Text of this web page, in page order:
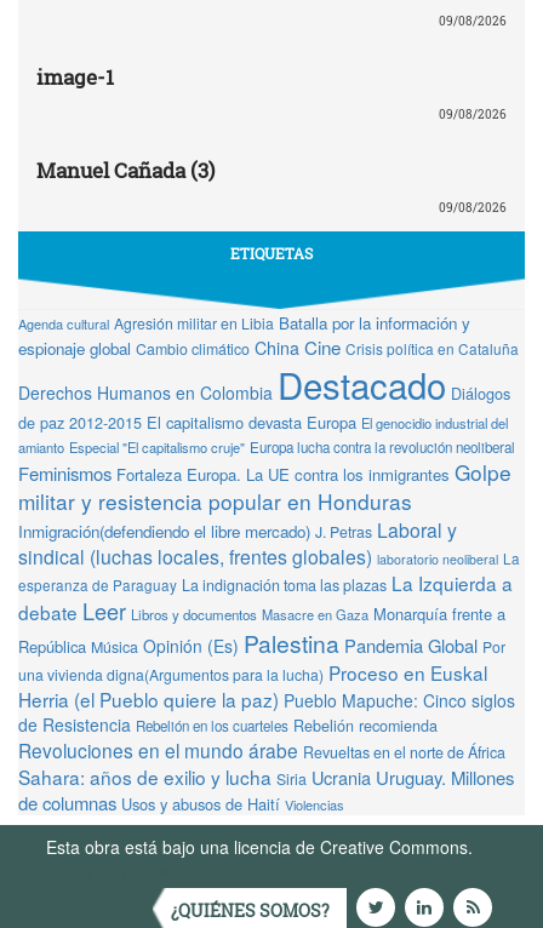
09/08/2026
image-1
09/08/2026
Manuel Cañada (3)
09/08/2026
ETIQUETAS
Agenda cultural Agresión militar en Libia Batalla por la información y
espionaje global Cambio climático China Cine Crisis política en Cataluña
Derechos Humanos en Colombia Destacado Diálogos
de paz 2012-2015 El capitalismo devasta Europa El genocidio industrial del
amianto Especial "El capitalismo cruje" Europa lucha contra la revolución neoliberal
Feminismos Fortaleza Europa. La UE contra los inmigrantes Golpe
militar y resistencia popular en Honduras
Inmigración(defendiendo el libre mercado) J. Petras Laboral y
sindical (luchas locales, frentes globales) laboratorio neoliberal La
esperanza de Paraguay La indignación toma las plazas La Izquierda a
debate Leer Libros y documentos Masacre en Gaza Monarquía frente a
República Música Opinión (Es) Palestina Pandemia Global Por
una vivienda digna(Argumentos para la lucha) Proceso en Euskal
Herria (el Pueblo quiere la paz) Pueblo Mapuche: Cinco siglos
de Resistencia Rebelión en los cuarteles Rebelión recomienda
Revoluciones en el mundo árabe Revueltas en el norte de África
Sahara: años de exilio y lucha Siria Ucrania Uruguay. Millones
de columnas Usos y abusos de Haití Violencias
Esta obra está bajo una licencia de Creative Commons.
¿QUIÉNES SOMOS?